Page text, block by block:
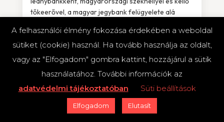
tőkeerővel, a magyar jegybank felügyelete alá
2023.03.02.
Fintech startupok Nemzetközi fintech startupok
Összes cikk Revolut
A felhasználói élmény fokozása érdekében a weboldal
sütiket (cookie) használ. Ha tovább használja az oldalt,
vagy az "Elfogadom" gombra kattint, hozzájárul a sütik
használatához. További információk az
adatvédelmi tájékoztatóban
Süti beállítások
Elfogadom Elutasít